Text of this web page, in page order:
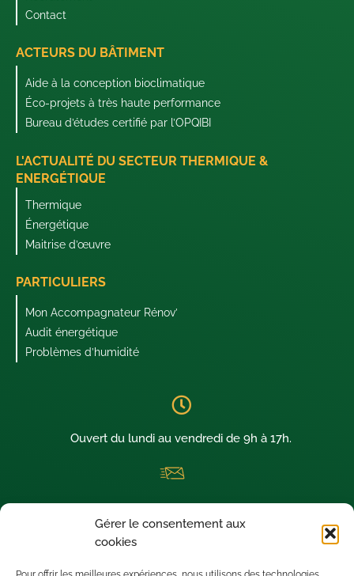
Gérer le consentement aux
cookies
Contact
ACTEURS DU BÂTIMENT
Aide à la conception bioclimatique
Éco-projets à très haute performance
Bureau d’études certifié par l’OPQIBI
L'ACTUALITÉ DU SECTEUR THERMIQUE &
ENERGÉTIQUE
Thermique
Énergétique
Maitrise d’œuvre
PARTICULIERS
Mon Accompagnateur Rénov’
Audit énergétique
Problèmes d’humidité
Ouvert du lundi au vendredi de 9h à 17h.
Nous sommes situés à SAINT-LEU D’ESSERENT (60340) dans le